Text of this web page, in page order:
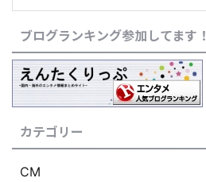
ブログランキング参加してます！
カテゴリー
CM